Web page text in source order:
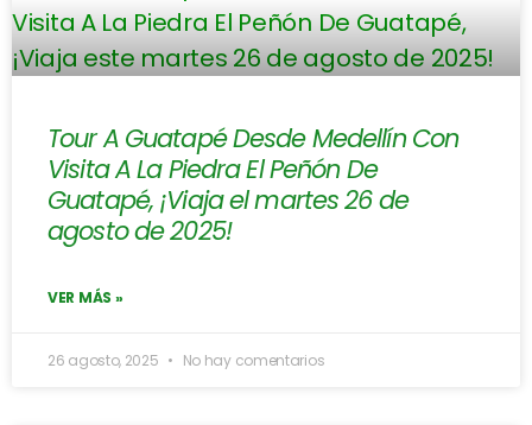
Tour A Guatapé Desde Medellín Con
Visita A La Piedra El Peñón De
Guatapé, ¡Viaja el martes 26 de
agosto de 2025!
VER MÁS »
26 agosto, 2025 No hay comentarios